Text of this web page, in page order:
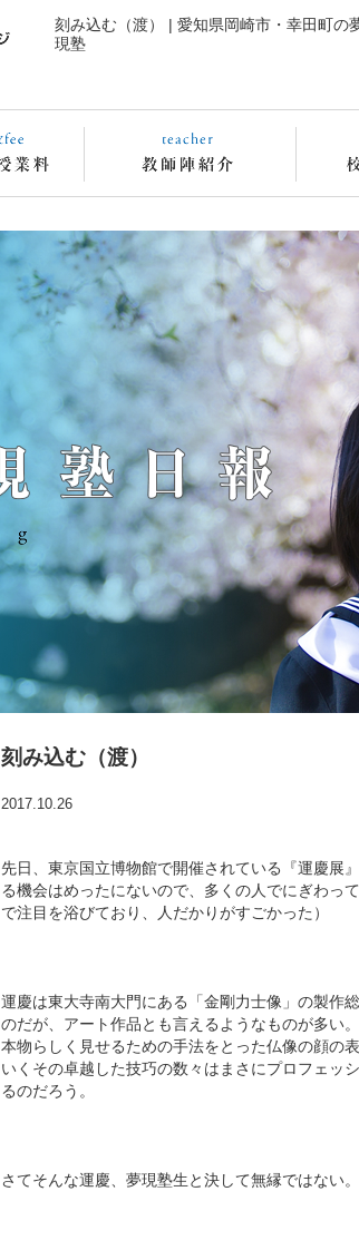
刻み込む（渡） | 愛知県岡崎市・幸田町の
現塾
刻み込む（渡）
2017.10.26
先日、東京国立博物館で開催されている『運慶展
る機会はめったにないので、多くの人でにぎわっ
で注目を浴びており、人だかりがすごかった）
運慶は東大寺南大門にある「金剛力士像」の製作
のだが、アート作品とも言えるようなものが多い
本物らしく見せるための手法をとった仏像の顔の
いくその卓越した技巧の数々はまさにプロフェッ
るのだろう。
さてそんな運慶、夢現塾生と決して無縁ではない。